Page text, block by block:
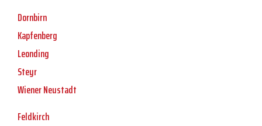
Dornbirn
Kapfenberg
Leonding
Steyr
Wiener Neustadt
Feldkirch